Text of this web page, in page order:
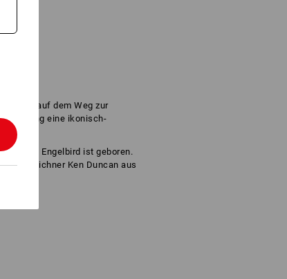
– auf dem Weg zur
Henning eine ikonisch-
Engelbird ist geboren.
Zeichner Ken Duncan aus